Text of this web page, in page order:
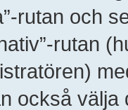
rutan och
rutan
också